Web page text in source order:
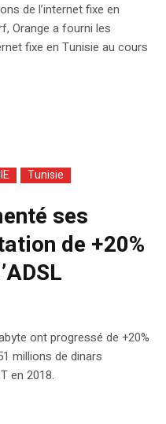
de l’internet fixe en
Orange a fourni les
fixe en Tunisie au cours
Tunisie
ses
de +20%
ont progressé de +20%
millions de dinars
en 2018.